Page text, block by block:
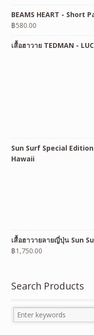
BEAMS HEART - Short
฿580.00
เสื้อฮาวาย TEDMAN -
Sun Surf Special
Hawaii
เสื้อฮาวายลายญี่ปุ่น Sun
฿1,750.00
Search Products